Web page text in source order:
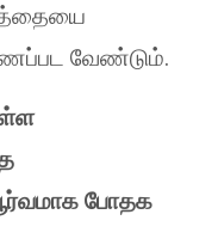
வேண்டும்.
போதக